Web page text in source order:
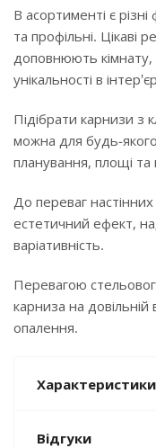
В асортименті є
та профільні. Цікаві
доповнюють
унікальності в
Підібрати карнизи з
можна для будь-
планування, площі та
До переваг
естетичний ефект,
варіативність.
Перевагою
карниза на довільній
опалення.
Характеристики
Відгуки